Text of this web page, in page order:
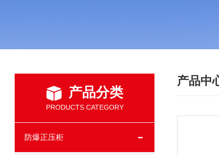
产品分类
PRODUCTS CATEGORY
防爆正压柜
产品中